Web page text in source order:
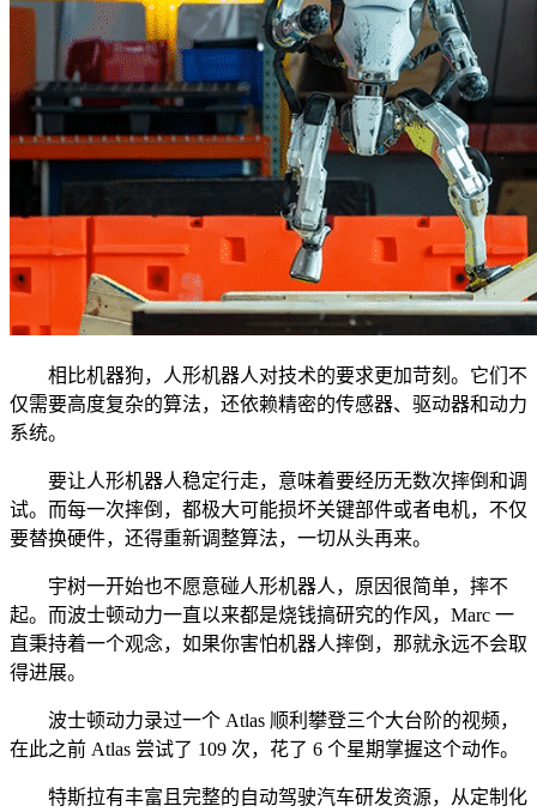
相比机器狗，人形机器人对技术的要求更加苛刻。它们不
仅需要高度复杂的算法，还依赖精密的传感器、驱动器和动力
系统。
要让人形机器人稳定行走，意味着要经历无数次摔倒和调
试。而每一次摔倒，都极大可能损坏关键部件或者电机，不仅
要替换硬件，还得重新调整算法，一切从头再来。
宇树一开始也不愿意碰人形机器人，原因很简单，摔不
起。而波士顿动力一直以来都是烧钱搞研究的作风，Marc 一
直秉持着一个观念，如果你害怕机器人摔倒，那就永远不会取
得进展。
波士顿动力录过一个 Atlas 顺利攀登三个大台阶的视频，
在此之前 Atlas 尝试了 109 次，花了 6 个星期掌握这个动作。
特斯拉有丰富且完整的自动驾驶汽车研发资源，从定制化